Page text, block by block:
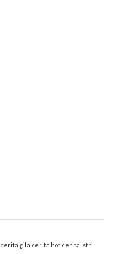
cerita gila cerita hot cerita istri